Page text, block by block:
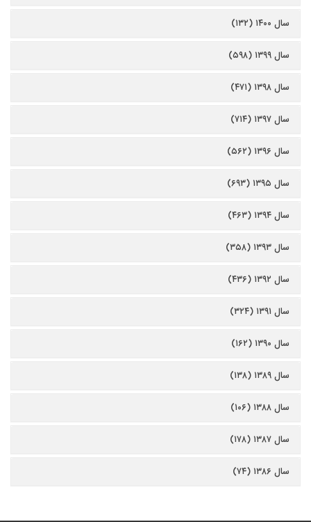
سال ۱۴۰۰ (۱۳۲)
سال ۱۳۹۹ (۵۹۸)
سال ۱۳۹۸ (۴۷۱)
سال ۱۳۹۷ (۷۱۴)
سال ۱۳۹۶ (۵۶۲)
سال ۱۳۹۵ (۶۹۳)
سال ۱۳۹۴ (۴۶۳)
سال ۱۳۹۳ (۳۵۸)
سال ۱۳۹۲ (۴۳۶)
سال ۱۳۹۱ (۳۲۴)
سال ۱۳۹۰ (۱۶۲)
سال ۱۳۸۹ (۱۳۸)
سال ۱۳۸۸ (۱۰۶)
سال ۱۳۸۷ (۱۷۸)
سال ۱۳۸۶ (۷۴)